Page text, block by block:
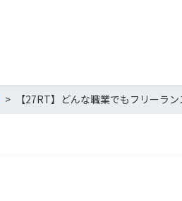
【27RT】どんな職業でもフリーラ